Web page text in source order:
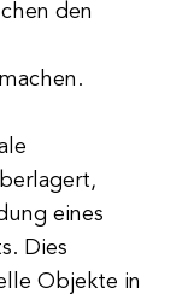
den
eines
Dies
Objekte in